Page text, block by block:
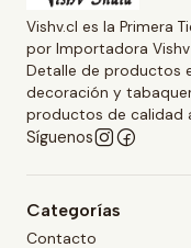
Vishv.cl es la Primera
por Importadora
Detalle de productos
decoración y
productos de calidad
Síguenos
Categorías
Contacto